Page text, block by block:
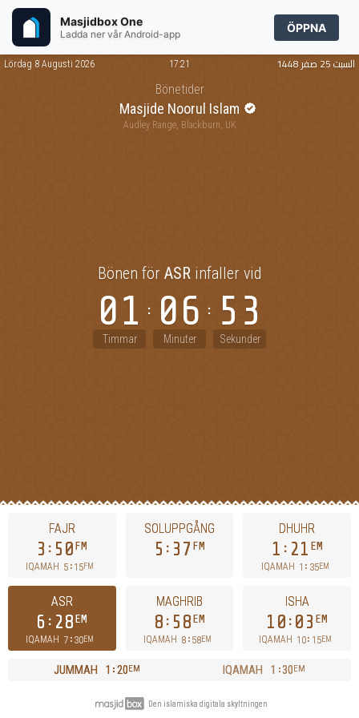
Masjidbox One
Ladda ner vår Android-app ÖPPNA
Lördag 8 Augusti 2026 17:21 السبت 25 صفر 1448
Bönetider
Masjide Noorul Islam
Audley Range, Blackburn, UK
Bönen för ASR infaller vid
01
Timmar
06
Minuter
53
Sekunder
FAJR
3 50 FM
IQAMAH 5 15FM
SOLUPPGÅNG
5 37 FM
DHUHR
1 21 EM
IQAMAH 1 35EM
ASR
6 28 EM
IQAMAH 7 30EM
MAGHRIB
8 58 EM
IQAMAH 8 58EM
ISHA
10 03 EM
IQAMAH 10 15EM
JUMMAH 1 20EM IQAMAH 1 30EM
Den islamiska digitala skyltningen